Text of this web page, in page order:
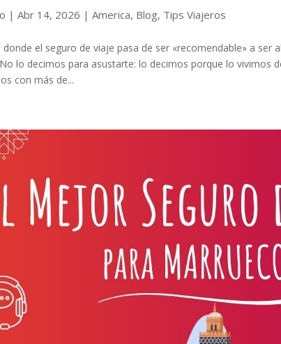
| Abr 14, 2026 | America, Blog, Tips Viajeros
donde el seguro de viaje pasa de ser «recomendable» a ser
lo decimos para asustarte: lo decimos porque lo vivimos
con más de...